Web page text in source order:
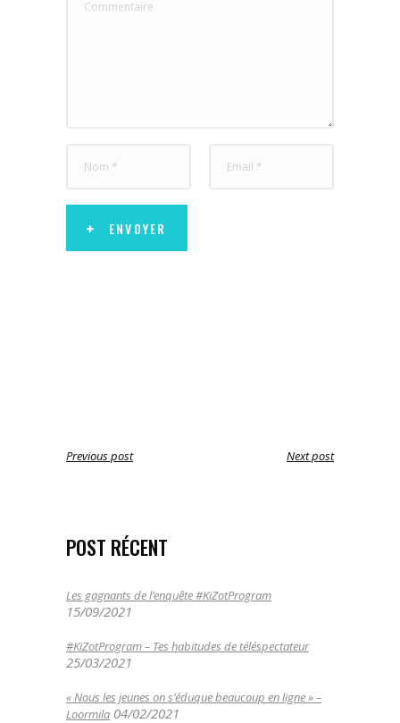
ENVOYER
Previous post Next post
POST RÉCENT
Les gagnants de l’enquête #KiZotProgram
15/09/2021
#KiZotProgram – Tes habitudes de téléspectateur
25/03/2021
« Nous les jeunes on s’éduque beaucoup en ligne » –
Loormila 04/02/2021